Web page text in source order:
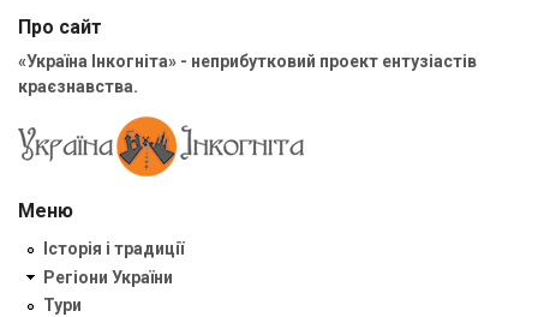
Про сайт
«Україна Інкогніта» - неприбутковий проект ентузіастів
краєзнавства.
Меню
Історія і традиції
Регіони України
Тури